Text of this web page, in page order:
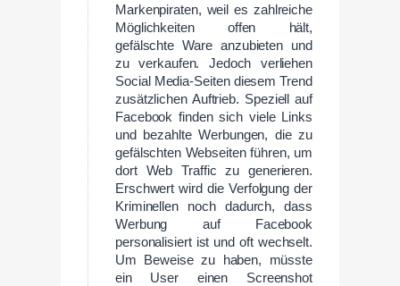
Markenpiraten, weil es zahlreiche
Möglichkeiten offen hält,
gefälschte Ware anzubieten und
zu verkaufen. Jedoch verliehen
Social Media-Seiten diesem Trend
zusätzlichen Auftrieb. Speziell auf
Facebook finden sich viele Links
und bezahlte Werbungen, die zu
gefälschten Webseiten führen, um
dort Web Traffic zu generieren.
Erschwert wird die Verfolgung der
Kriminellen noch dadurch, dass
Werbung auf Facebook
personalisiert ist und oft wechselt.
Um Beweise zu haben, müsste
ein User einen Screenshot